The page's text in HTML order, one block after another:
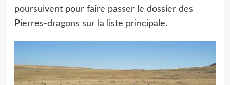
poursuivent pour faire passer le dossier des
Pierres-dragons sur la liste principale.